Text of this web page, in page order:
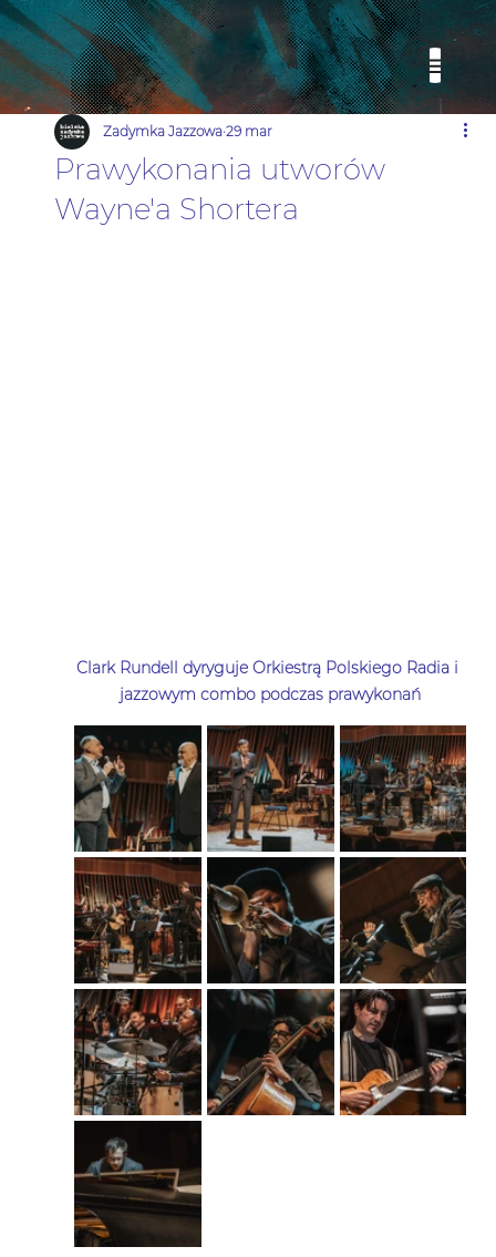
Prawykonania utworów
Wayne'a Shortera
Zadymka Jazzowa 29 mar
Clark Rundell dyryguje Orkiestrą Polskiego Radia i
jazzowym combo podczas prawykonań